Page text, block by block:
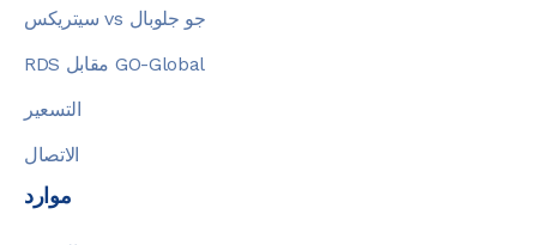
سيتريكس vs جو جلوبال
RDS مقابل GO-Global
التسعير
الاتصال
موارد